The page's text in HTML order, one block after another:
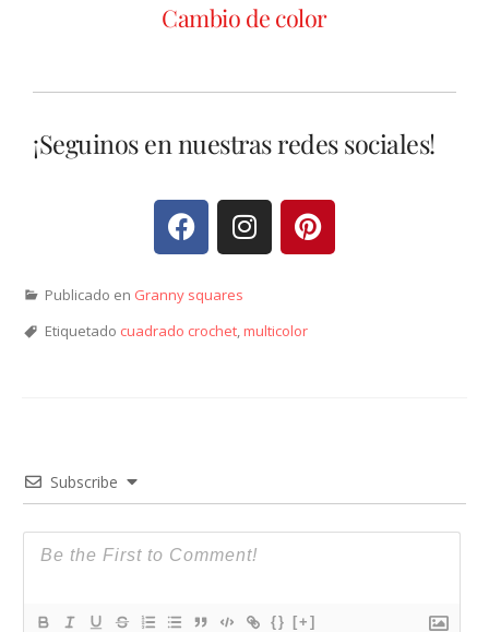
Cambio de color
¡Seguinos en nuestras redes sociales!
Publicado en Granny squares
Etiquetado cuadrado crochet,multicolor
Subscribe
{} [+]